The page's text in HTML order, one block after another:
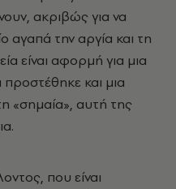
ακριβώς για να
αγαπά την αργία και τη
είναι αφορμή για μια
και μια
«σημαία», αυτή της
που είναι